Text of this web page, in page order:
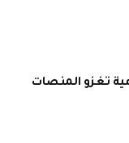
تغزو المنصات